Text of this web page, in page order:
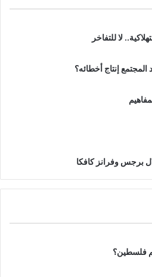
لا للتفاخر
إنتاج أخطائه؟
برجس وفرانز كافكا
فلسطين؟